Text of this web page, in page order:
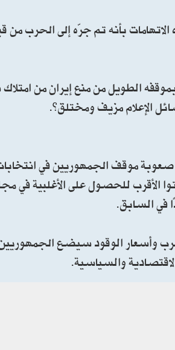
بأنه تم جرّه إلى الحرب من
موقف الجمهوريين في
الأقرب للحصول على الأغلبية
في السابق.
وأسعار الوقود سيضع
والسياسية.